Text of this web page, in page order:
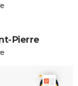
Pierre